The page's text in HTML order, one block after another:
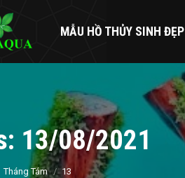
MẪU HỒ THỦY SINH ĐẸP
13/08/2021
Tháng Tám 13